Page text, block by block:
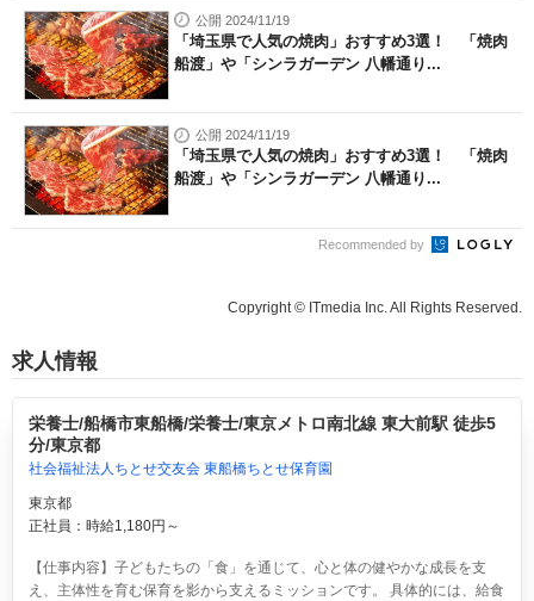
公開 2024/11/19
「埼玉県で人気の焼肉」おすすめ3選！ 「焼肉
船渡」や「シンラガーデン 八幡通り...
公開 2024/11/19
「埼玉県で人気の焼肉」おすすめ3選！ 「焼肉
船渡」や「シンラガーデン 八幡通り...
Recommended by
Copyright © ITmedia Inc. All Rights Reserved.
求人情報
栄養士/船橋市東船橋/栄養士/東京メトロ南北線 東大前駅 徒歩5
分/東京都
社会福祉法人ちとせ交友会 東船橋ちとせ保育園
東京都
正社員：時給1,180円～
【仕事内容】子どもたちの「食」を通じて、心と体の健やかな成長を支
え、主体性を育む保育を影から支えるミッションです。 具体的には、給食